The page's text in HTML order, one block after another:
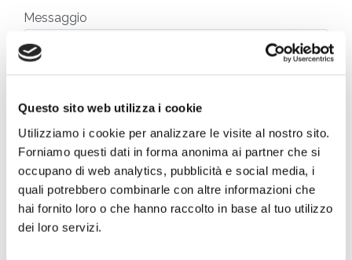
Questo sito web utilizza i cookie
Utilizziamo i cookie per analizzare le visite al nostro sito.
Forniamo questi dati in forma anonima ai partner che si
occupano di web analytics, pubblicità e social media, i
quali potrebbero combinarle con altre informazioni che
hai fornito loro o che hanno raccolto in base al tuo utilizzo
dei loro servizi.
Messaggio
Privacy
Ho letto e accetto laPrivacy Policy